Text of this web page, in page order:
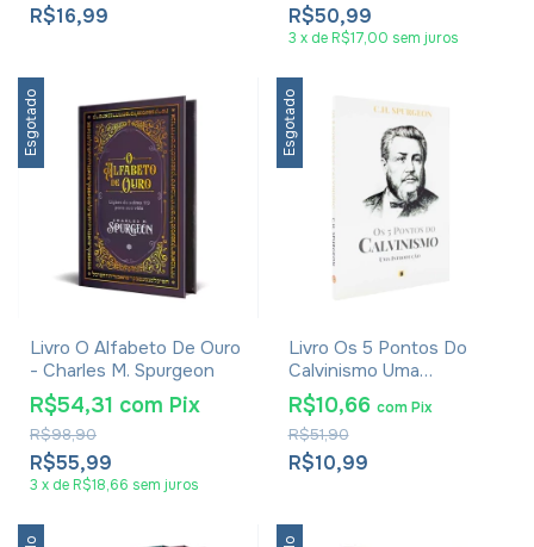
R$16,99 R$50,99
3 x de R$17,00 sem juros
Esgotado
Livro O Alfabeto De Ouro
- Charles M. Spurgeon
R$55,99
R$98,90
R$54,31 com Pix
3 x de R$18,66 sem juros
Esgotado
Livro Os 5 Pontos Do
Calvinismo Uma
Introdução - C. H.
Spurgeon
R$10,99
R$51,90
R$10,66 com Pix